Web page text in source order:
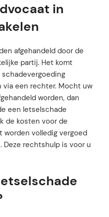
in
afgehandeld door de
partij. Het komt
een rechter. Mocht uw
worden, dan
een letselschade
de kosten voor de
worden volledig vergoed
Deze rechtshulp is voor u